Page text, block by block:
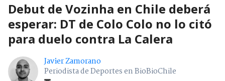
Debut de Vozinha en Chile deberá
esperar: DT de Colo Colo no lo citó
para duelo contra La Calera
Javier Zamorano
Periodista de Deportes en BioBioChile